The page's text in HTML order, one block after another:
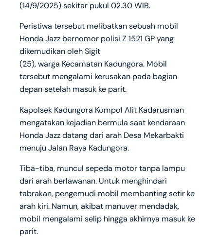
(14/9/2025) sekitar pukul 02.30 WIB.
Peristiwa tersebut melibatkan sebuah mobil
Honda Jazz bernomor polisi Z 1521 GP yang
dikemudikan oleh Sigit
(25), warga Kecamatan Kadungora. Mobil
tersebut mengalami kerusakan pada bagian
depan setelah masuk ke parit.
Kapolsek Kadungora Kompol Alit Kadarusman
mengatakan kejadian bermula saat kendaraan
Honda Jazz datang dari arah Desa Mekarbakti
menuju Jalan Raya Kadungora.
Tiba-tiba, muncul sepeda motor tanpa lampu
dari arah berlawanan. Untuk menghindari
tabrakan, pengemudi mobil membanting setir ke
arah kiri. Namun, akibat manuver mendadak,
mobil mengalami selip hingga akhirnya masuk ke
parit.